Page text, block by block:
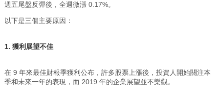
週五尾盤反彈後，全週微漲 0.17%。
以下是三個主要原因：
1. 獲利展望不佳
在 9 年來最佳財報季獲利公布，許多股票上漲後，投資人開始關注本
季和未來一年的表現，而 2019 年的企業展望並不樂觀。